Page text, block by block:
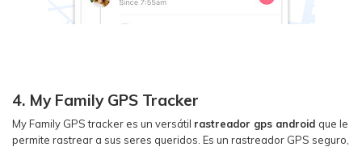
4. My Family GPS Tracker
My Family GPS tracker es un versátil rastreador gps android que le
permite rastrear a sus seres queridos. Es un rastreador GPS seguro,